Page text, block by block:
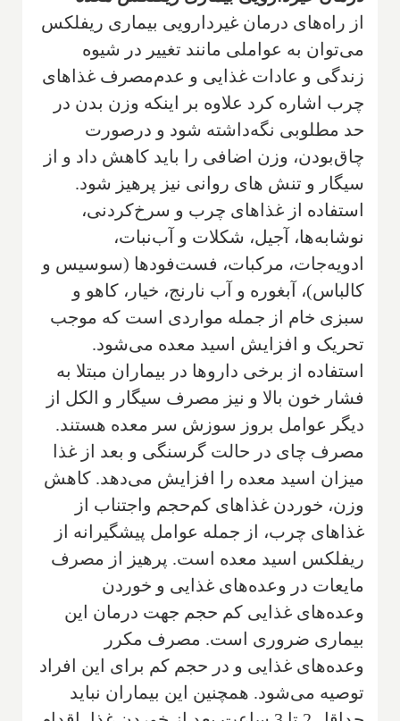
از راه‌های درمان غیردارویی بیماری ریفلکس
می‌توان به عواملی مانند تغییر در شیوه
زندگی و عادات غذایی و عدم‌مصرف غذاهای
چرب اشاره کرد علاوه بر اینکه وزن بدن در
حد مطلوبی نگه‌داشته شود و درصورت
چاق‌بودن، وزن اضافی را باید کاهش داد و از
سیگار و تنش‌‌ های روانی نیز پرهیز شود.
استفاده از غذاهای چرب و سرخ‌کردنی،
نوشابه‌ها، آجیل، شکلات و آب‌نبات،
ادویه‌جات، مرکبات، فست‌فودها (سوسیس و
کالباس)، آبغوره و آب نارنج، خیار، کاهو و
سبزی خام از جمله مواردی است که موجب
تحریک و افزایش اسید معده می‌شود.
استفاده از برخی داروها در بیماران مبتلا به
فشار خون بالا و نیز مصرف سیگار و الکل از
دیگر عوامل بروز سوزش سر معده هستند.
مصرف چای در حالت گرسنگی و بعد از غذا
میزان اسید معده را افزایش می‌دهد. کاهش
وزن، خوردن غذاهای کم‌حجم واجتناب از
غذاهای چرب، از جمله عوامل پیشگیرانه از
ریفلکس اسید معده است. پرهیز از مصرف
مایعات در وعده‌های غذایی و خوردن
وعده‌های غذایی کم حجم جهت درمان این
بیماری ضروری است. مصرف مکرر
وعده‌های غذایی و در حجم کم برای این افراد
توصیه می‌شود. همچنین این بیماران نباید